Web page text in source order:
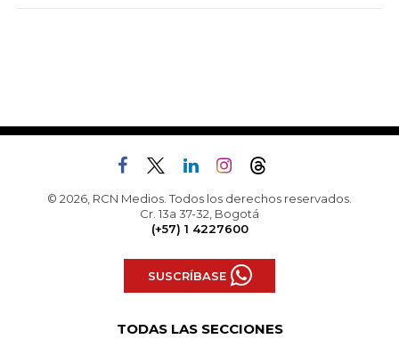
© 2026, RCN Medios. Todos los derechos reservados.
Cr. 13a 37-32, Bogotá
(+57) 1 4227600
SUSCRÍBASE
TODAS LAS SECCIONES